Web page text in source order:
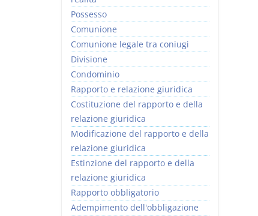
Possesso
Comunione
Comunione legale tra coniugi
Divisione
Condominio
Rapporto e relazione giuridica
Costituzione del rapporto e della
relazione giuridica
Modificazione del rapporto e della
relazione giuridica
Estinzione del rapporto e della
relazione giuridica
Rapporto obbligatorio
Adempimento dell'obbligazione